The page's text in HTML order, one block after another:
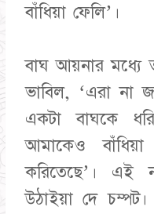
বাঁধিয়া ফেলি’।
বাঘ আয়নার মধ্যে
ভাবিল, ‘এরা না
একটা বাঘকে
আমাকেও
করিতেছে’। এই
উঠাইয়া দে